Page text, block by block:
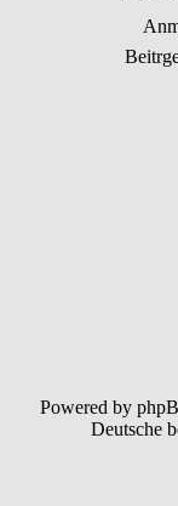
Powered by
Deutsche